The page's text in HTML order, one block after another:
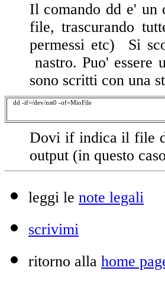
Il comando dd e' un
file, trascurando
permessi etc) Si
nastro. Puo' essere
sono scritti con una
dd -if=/dev/nst0 -of=MioFile
Dovi if indica il file
output (in questo
leggi le note legali
scrivimi
ritorno alla home